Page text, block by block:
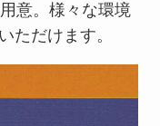
意。様々な環境
ただけます。